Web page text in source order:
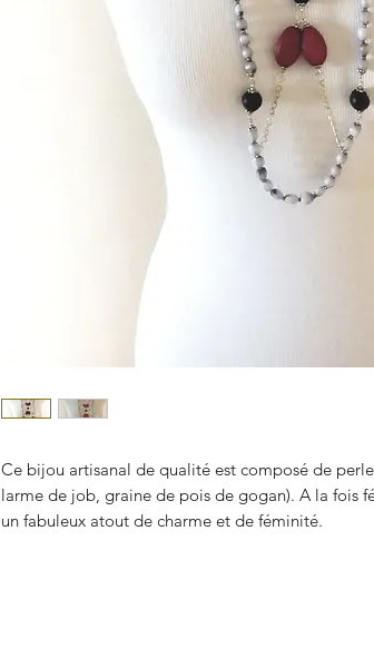
Ce bijou artisanal de qualité est composé de
larme de job, graine de pois de gogan). A la fois
un fabuleux atout de charme et de féminité.